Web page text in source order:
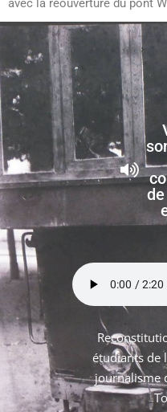
avec la réouverture du pont
étudiants de
journalisme